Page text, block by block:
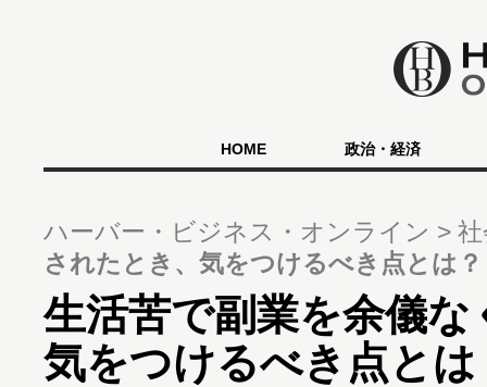
HOME 政治・経済
ハーバー・ビジネス・オンライン
されたとき、気をつけるべき点とは？
生活苦で副業を余儀
気をつけるべき点とは